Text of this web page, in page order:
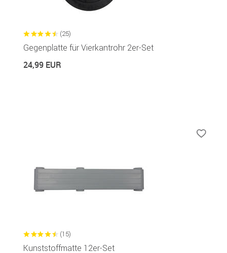
(25)
Gegenplatte für Vierkantrohr 2er-Set
24,99 EUR
(15)
Kunststoffmatte 12er-Set